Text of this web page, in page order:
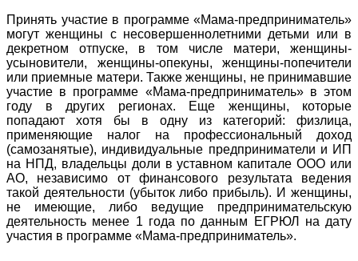
Принять участие в программе «Мама-предприниматель»
могут женщины с несовершеннолетними детьми или в
декретном отпуске, в том числе матери, женщины-
усыновители, женщины-опекуны, женщины-попечители
или приемные матери. Также женщины, не принимавшие
участие в программе «Мама-предприниматель» в этом
году в других регионах. Еще женщины, которые
попадают хотя бы в одну из категорий: физлица,
применяющие налог на профессиональный доход
(самозанятые), индивидуальные предприниматели и ИП
на НПД, владельцы доли в уставном капитале ООО или
АО, независимо от финансового результата ведения
такой деятельности (убыток либо прибыль). И женщины,
не имеющие, либо ведущие предпринимательскую
деятельность менее 1 года по данным ЕГРЮЛ на дату
участия в программе «Мама-предприниматель».